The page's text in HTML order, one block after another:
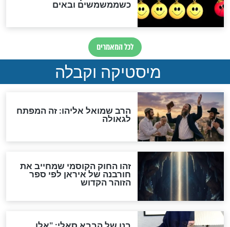
מה יהיה בימות המשיח?
"לפני הגאולה תהיה אפיקורסות
והכחשה גדולה מאוד של
האמונה"
האם לאחר בוא המשיח יהיה
אפשר לחזור בתשובה?
לכל המאמרים